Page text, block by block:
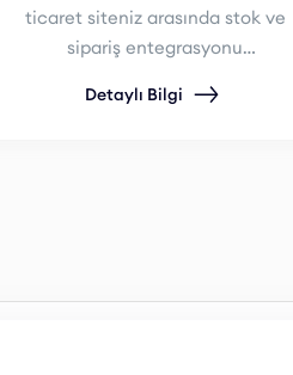
ticaret siteniz arasında stok ve
sipariş entegrasyonu
Detaylı Bilgi